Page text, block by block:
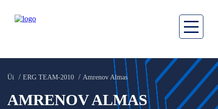
Üi ERG TEAM-2010 Amrenov Almas
AMRENOV ALMAS